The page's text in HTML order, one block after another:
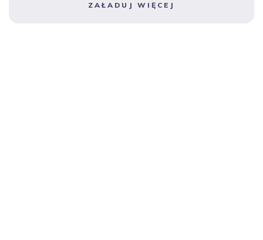
ZAŁADUJ WIĘCEJ